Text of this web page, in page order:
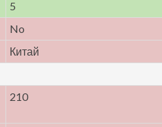
5
No
Китай
210